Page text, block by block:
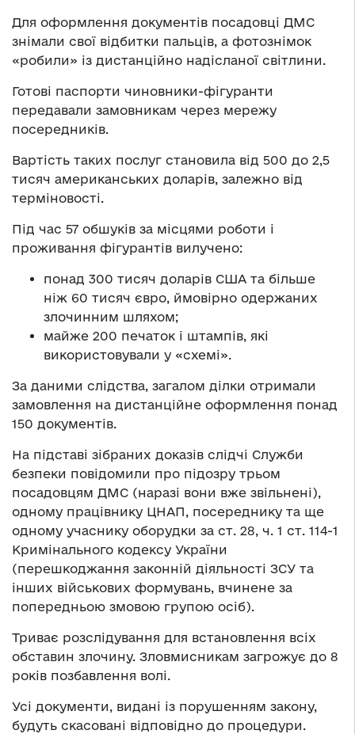
Для оформлення документів посадовці ДМС
знімали свої відбитки пальців, а фотознімок
«робили» із дистанційно надісланої світлини.
Готові паспорти чиновники-фігуранти
передавали замовникам через мережу
посередників.
Вартість таких послуг становила від 500 до 2,5
тисяч американських доларів, залежно від
терміновості.
Під час 57 обшуків за місцями роботи і
проживання фігурантів вилучено:
понад 300 тисяч доларів США та більше
ніж 60 тисяч євро, ймовірно одержаних
злочинним шляхом;
майже 200 печаток і штампів, які
використовували у «схемі».
За даними слідства, загалом ділки отримали
замовлення на дистанційне оформлення понад
150 документів.
На підставі зібраних доказів слідчі Служби
безпеки повідомили про підозру трьом
посадовцям ДМС (наразі вони вже звільнені),
одному працівнику ЦНАП, посереднику та ще
одному учаснику оборудки за ст. 28, ч. 1 ст. 114-1
Кримінального кодексу України
(перешкоджання законній діяльності ЗСУ та
інших військових формувань, вчинене за
попередньою змовою групою осіб).
Триває розслідування для встановлення всіх
обставин злочину. Зловмисникам загрожує до 8
років позбавлення волі.
Усі документи, видані із порушенням закону,
будуть скасовані відповідно до процедури.